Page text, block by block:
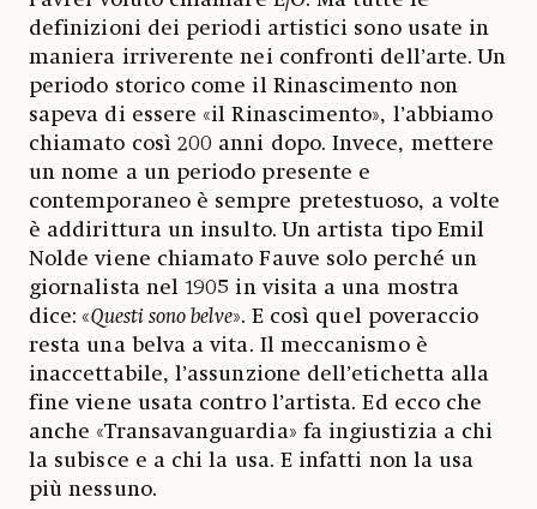
definizioni dei periodi artistici sono usate in
maniera irriverente nei confronti dell’arte. Un
periodo storico come il Rinascimento non
sapeva di essere «il Rinascimento», l’abbiamo
chiamato così 200 anni dopo. Invece, mettere
un nome a un periodo presente e
contemporaneo è sempre pretestuoso, a volte
è addirittura un insulto. Un artista tipo Emil
Nolde viene chiamato Fauve solo perché un
giornalista nel 1905 in visita a una mostra
dice: «Questi sono belve». E così quel poveraccio
resta una belva a vita. Il meccanismo è
inaccettabile, l’assunzione dell’etichetta alla
fine viene usata contro l’artista. Ed ecco che
anche «Transavanguardia» fa ingiustizia a chi
la subisce e a chi la usa. E infatti non la usa
più nessuno.